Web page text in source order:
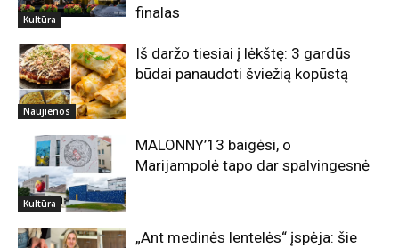
Kultūra
finalas
Naujienos
Iš daržo tiesiai į lėkštę: 3 gardūs
būdai panaudoti šviežią kopūstą
Kultūra
MALONNY’13 baigėsi, o
Marijampolė tapo dar spalvingesnė
„Ant medinės lentelės“ įspėja: šie